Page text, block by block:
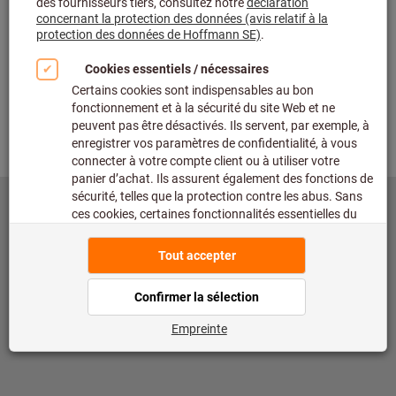
copyright Hoffmann SE
toolscout@hoffmann-group.com
Mentions légales
Protection des données
Conditions d'utilisation